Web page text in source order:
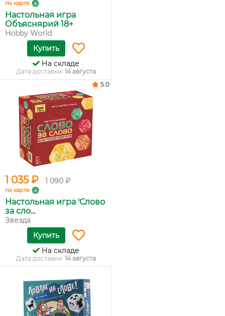
по карте
Настольная игра
Объяснярий 18+
Hobby World
Купить
На складе
Дата доставки: 14 августа
1 035 ₽ 1 090 ₽
по карте
Настольная игра 'Слово
за сло...
Звезда
5.0
Купить
На складе
Дата доставки: 14 августа